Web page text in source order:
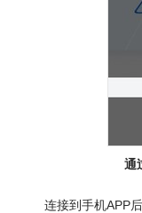
通
连接到手机APP